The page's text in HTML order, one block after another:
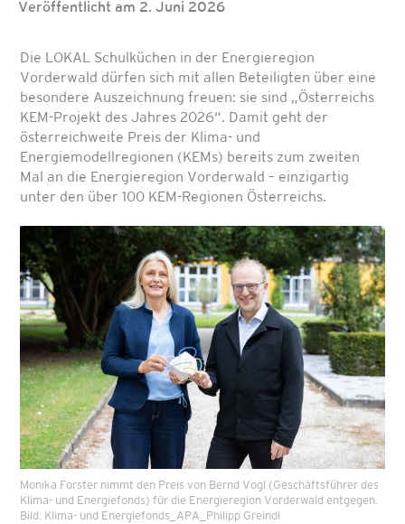
Veröffentlicht am 2. Juni 2026
Die LOKAL Schulküchen in der Energieregion
Vorderwald dürfen sich mit allen Beteiligten über eine
besondere Auszeichnung freuen: sie sind „Österreichs
KEM-Projekt des Jahres 2026“. Damit geht der
österreichweite Preis der Klima- und
Energiemodellregionen (KEMs) bereits zum zweiten
Mal an die Energieregion Vorderwald – einzigartig
unter den über 100 KEM-Regionen Österreichs.
Monika Forster nimmt den Preis von Bernd Vogl (Geschäftsführer des
Klima- und Energiefonds) für die Energieregion Vorderwald entgegen.
Bild: Klima- und Energiefonds_APA_Philipp Greindl